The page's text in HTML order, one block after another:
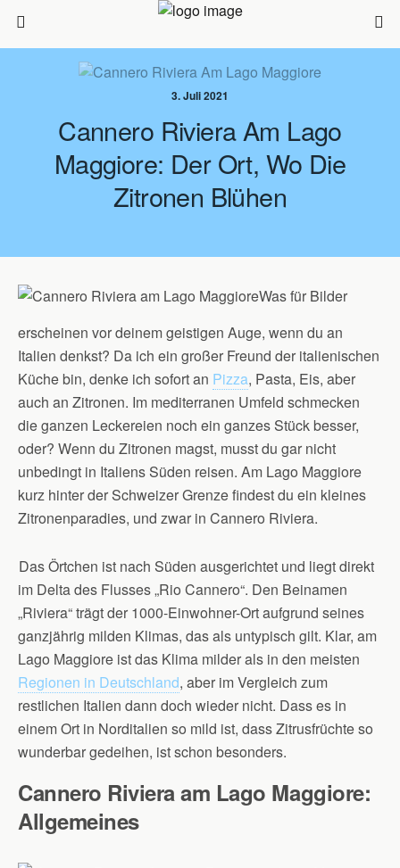
3. Juli 2021
Cannero Riviera Am Lago
Maggiore: Der Ort, Wo Die
Zitronen Blühen
Was für Bilder
erscheinen vor deinem geistigen Auge, wenn du an
Italien denkst? Da ich ein großer Freund der italienischen
Küche bin, denke ich sofort an Pizza, Pasta, Eis, aber
auch an Zitronen. Im mediterranen Umfeld schmecken
die ganzen Leckereien noch ein ganzes Stück besser,
oder? Wenn du Zitronen magst, musst du gar nicht
unbedingt in Italiens Süden reisen. Am Lago Maggiore
kurz hinter der Schweizer Grenze findest du ein kleines
Zitronenparadies, und zwar in Cannero Riviera.
Das Örtchen ist nach Süden ausgerichtet und liegt direkt
im Delta des Flusses „Rio Cannero“. Den Beinamen
„Riviera“ trägt der 1000-Einwohner-Ort aufgrund seines
ganzjährig milden Klimas, das als untypisch gilt. Klar, am
Lago Maggiore ist das Klima milder als in den meisten
Regionen in Deutschland, aber im Vergleich zum
restlichen Italien dann doch wieder nicht. Dass es in
einem Ort in Norditalien so mild ist, dass Zitrusfrüchte so
wunderbar gedeihen, ist schon besonders.
Cannero Riviera am Lago Maggiore:
Allgemeines